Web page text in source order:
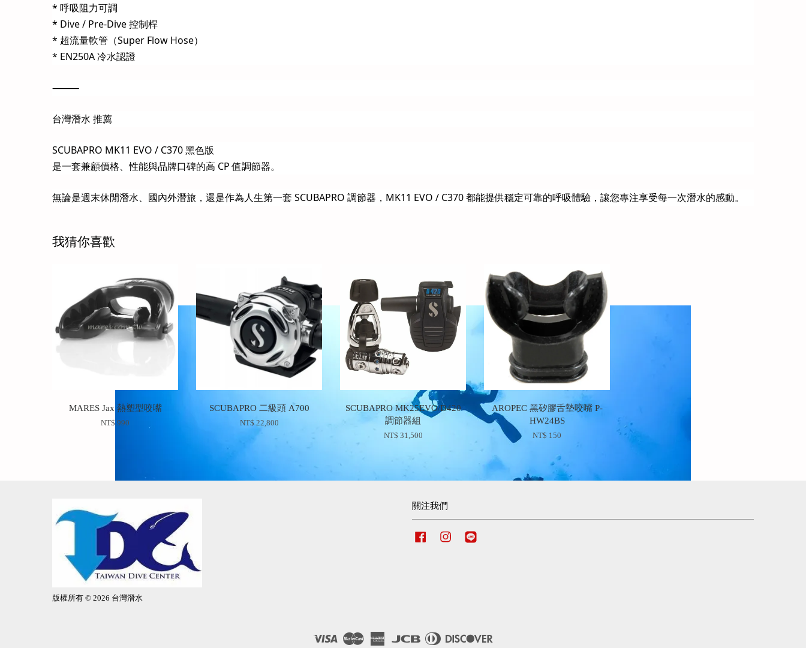
* 呼吸阻力可調
* Dive / Pre-Dive 控制桿
* 超流量軟管（Super Flow Hose）
* EN250A 冷水認證
⸻
台灣潛水 推薦
SCUBAPRO MK11 EVO / C370 黑色版
是一套兼顧價格、性能與品牌口碑的高 CP 值調節器。
無論是週末休閒潛水、國內外潛旅，還是作為人生第一套 SCUBAPRO 調節器，MK11 EVO / C370 都能提供穩定可靠的呼吸體驗，讓您專注享受每一次潛水的感動。
我猜你喜歡
MARES Jax 熱塑型咬嘴
NT$ 990
SCUBAPRO 二級頭 A700
NT$ 22,800
SCUBAPRO MK25EVO/D420
調節器組
NT$ 31,500
AROPEC 黑矽膠舌墊咬嘴 P-
HW24BS
NT$ 150
版權所有 © 2026 台灣潛水
關注我們
Facebook Instagram
Visa Master
American
JCB
Diners